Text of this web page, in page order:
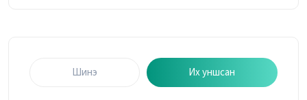
Шинэ Их уншсан